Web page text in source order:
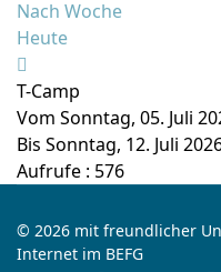
Nach Woche
Heute
T-Camp
Vom Sonntag, 05. Juli
Bis Sonntag, 12. Juli
Aufrufe : 576
© 2026 mit freundlicher
Internet im BEFG